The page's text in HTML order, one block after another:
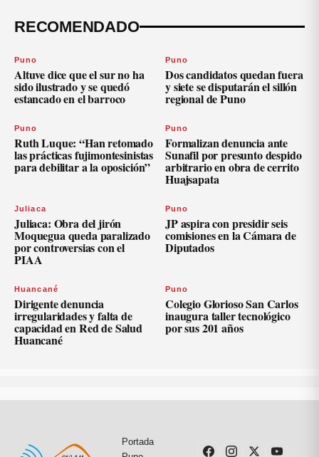
RECOMENDADO
Puno
Altuve dice que el sur no ha
sido ilustrado y se quedó
estancado en el barroco
Puno
Dos candidatos quedan fuera
y siete se disputarán el sillón
regional de Puno
Puno
Ruth Luque: “Han retomado
las prácticas fujimontesinistas
para debilitar a la oposición”
Puno
Formalizan denuncia ante
Sunafil por presunto despido
arbitrario en obra de cerrito
Huajsapata
Juliaca
Juliaca: Obra del jirón
Moquegua queda paralizado
por controversias con el
PIAA
Puno
JP aspira con presidir seis
comisiones en la Cámara de
Diputados
Huancané
Dirigente denuncia
irregularidades y falta de
capacidad en Red de Salud
Huancané
Puno
Colegio Glorioso San Carlos
inaugura taller tecnológico
por sus 201 años
Portada